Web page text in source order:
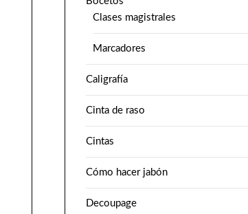
Clases magistrales
Marcadores
Caligrafía
Cinta de raso
Cintas
Cómo hacer jabón
Decoupage